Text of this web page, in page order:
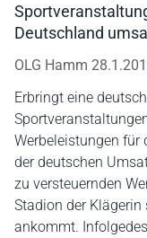
Deutschland
OLG Hamm
Erbringt eine
Werbeleistungen für
der deutschen
zu versteuernden
Stadion der
ankommt.